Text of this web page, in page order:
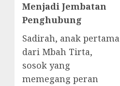
Menjadi Jembatan
Penghubung
Sadirah, anak pertama
dari Mbah Tirta,
sosok yang
memegang peran